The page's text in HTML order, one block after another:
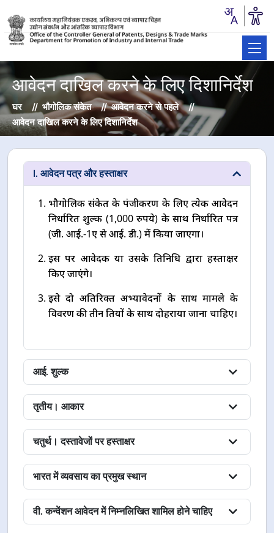
आवेदन दाखिल करने के लिए दिशानिर्देश
घर भौगोलिक संकेत
आवेदन करने से पहले
आवेदन दाखिल करने के लिए दिशानिर्देश
I. आवेदन पत्र और हस्ताक्षर
भौगोलिक संकेत के पंजीकरण के लिए प्रत्येक आवेदन
निर्धारित शुल्क (1,000 रुपये) के साथ निर्धारित प्रपत्र
(जी. आई.-1ए से आई. डी.) में किया जाएगा।
इस पर आवेदक या उसके प्रतिनिधि द्वारा हस्ताक्षर
किए जाएंगे।
इसे दो अतिरिक्त अभ्यावेदनों के साथ मामले के
विवरण की तीन प्रतियों के साथ दोहराया जाना चाहिए।
आई. शुल्क
तृतीय। आकार
चतुर्थ। दस्तावेजों पर हस्ताक्षर
भारत में व्यवसाय का प्रमुख स्थान
वी. कन्वेंशन आवेदन में निम्नलिखित शामिल होने चाहिए